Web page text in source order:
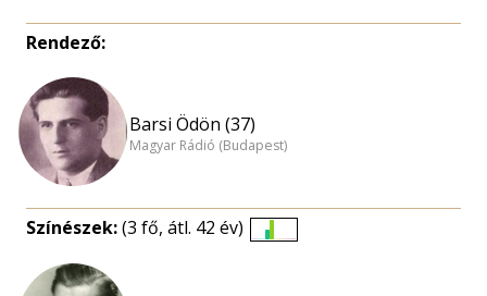
Rendező:
Barsi Ödön (37)
Magyar Rádió (Budapest)
Színészek:(3 fő, átl. 42 év)